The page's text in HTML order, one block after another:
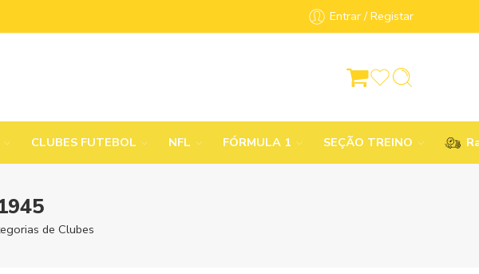
Entrar / Registar
CLUBES FUTEBOL NFL FÓRMULA 1 SEÇÃO TREINO
de Clubes